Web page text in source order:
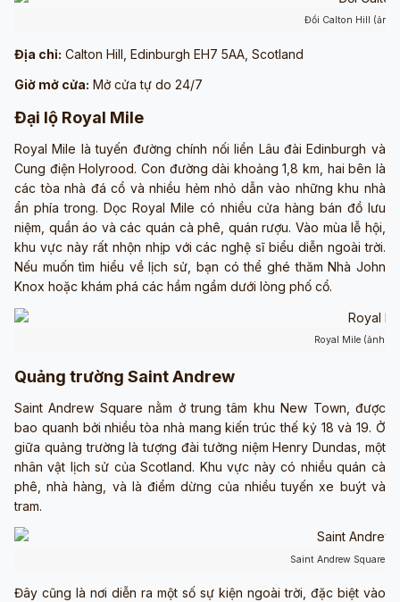
Đồi Calton Hill (ảnh
Địa chỉ: Calton Hill, Edinburgh EH7 5AA, Scotland
Giờ mở cửa: Mở cửa tự do 24/7
Đại lộ Royal Mile
Royal Mile là tuyến đường chính nối liền Lâu đài Edinburgh và
Cung điện Holyrood. Con đường dài khoảng 1,8 km, hai bên là
các tòa nhà đá cổ và nhiều hẻm nhỏ dẫn vào những khu nhà
ẩn phía trong. Dọc Royal Mile có nhiều cửa hàng bán đồ lưu
niệm, quần áo và các quán cà phê, quán rượu. Vào mùa lễ hội,
khu vực này rất nhộn nhịp với các nghệ sĩ biểu diễn ngoài trời.
Nếu muốn tìm hiểu về lịch sử, bạn có thể ghé thăm Nhà John
Knox hoặc khám phá các hầm ngầm dưới lòng phố cổ.
Royal Mile (ảnh
Quảng trường Saint Andrew
Saint Andrew Square nằm ở trung tâm khu New Town, được
bao quanh bởi nhiều tòa nhà mang kiến trúc thế kỷ 18 và 19. Ở
giữa quảng trường là tượng đài tưởng niệm Henry Dundas, một
nhân vật lịch sử của Scotland. Khu vực này có nhiều quán cà
phê, nhà hàng, và là điểm dừng của nhiều tuyến xe buýt và
tram.
Saint Andrew Square
Đây cũng là nơi diễn ra một số sự kiện ngoài trời, đặc biệt vào